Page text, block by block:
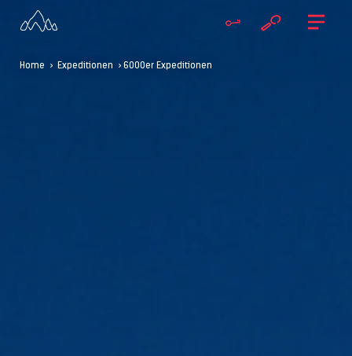
Home > Expeditionen > 6000er Expeditionen